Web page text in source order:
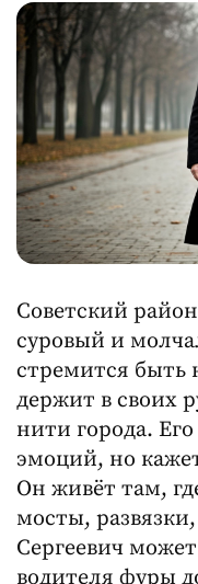
Советский
суровый и
стремится быть
держит в своих
нити города.
эмоций, но
Он живёт там,
мосты,
Сергеевич
водителя фуры